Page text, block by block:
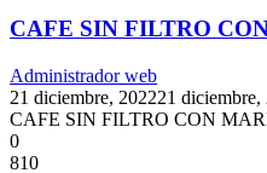
CAFE SIN FILTRO
Administrador web
21 diciembre, 202221 diciembre,
CAFE SIN FILTRO CON
0
810